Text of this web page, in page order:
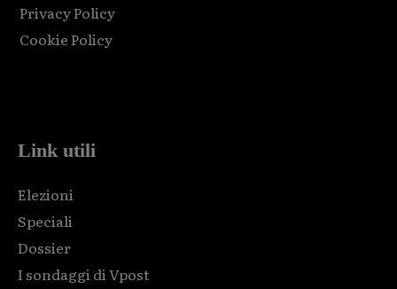
Privacy Policy
Cookie Policy
Link utili
Elezioni
Speciali
Dossier
I sondaggi di Vpost